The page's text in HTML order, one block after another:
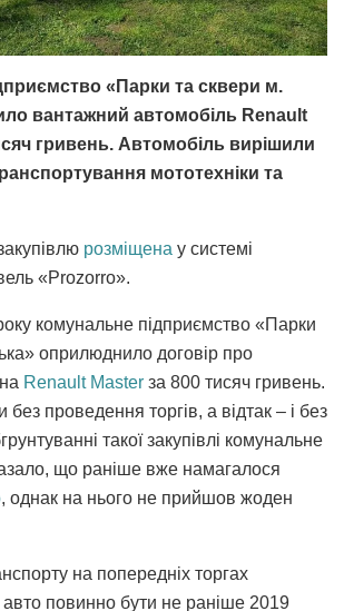
«Парки та сквери м.
вантажний автомобіль Renault
гривень. Автомобіль вирішили
мототехніки та
розміщена у системі
«Prozorro».
комунальне підприємство «Парки
оприлюднило договір про
Renault Master за 800 тисяч гривень.
без проведення торгів, а відтак – і без
такої закупівлі комунальне
що раніше вже намагалося
, однак на нього не прийшов жоден
на попередніх торгах
повинно бути не раніше 2019